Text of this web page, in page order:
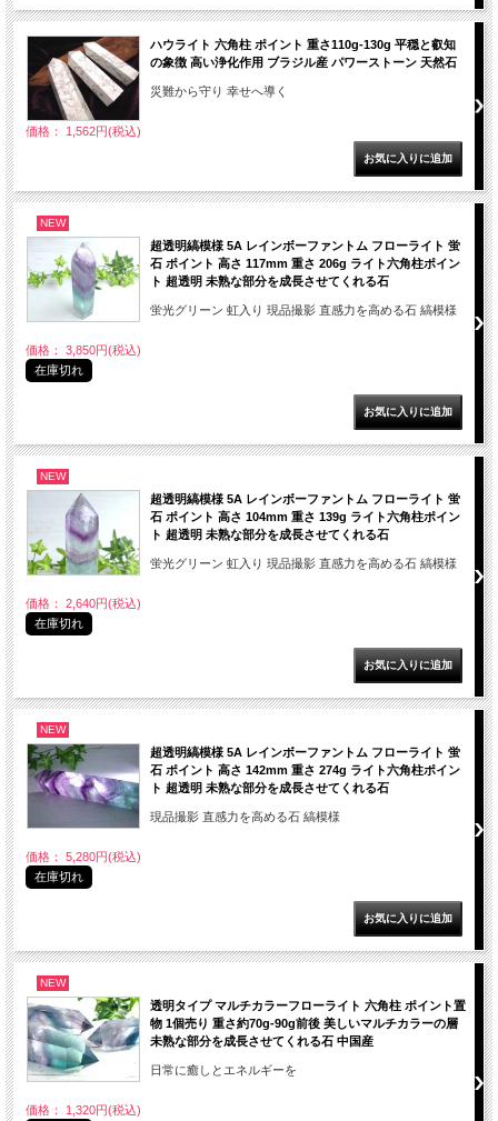
ハウライト 六角柱 ポイント 重さ110g-130g 平穏と叡知
の象徴 高い浄化作用 ブラジル産 パワーストーン 天然石
災難から守り 幸せへ導く
価格： 1,562円(税込)
NEW
超透明縞模様 5A レインボーファントム フローライト 蛍
石 ポイント 高さ 117mm 重さ 206g ライト六角柱ポイン
ト 超透明 未熟な部分を成長させてくれる石
蛍光グリーン 虹入り 現品撮影 直感力を高める石 縞模様
価格： 3,850円(税込)
在庫切れ
NEW
超透明縞模様 5A レインボーファントム フローライト 蛍
石 ポイント 高さ 104mm 重さ 139g ライト六角柱ポイン
ト 超透明 未熟な部分を成長させてくれる石
蛍光グリーン 虹入り 現品撮影 直感力を高める石 縞模様
価格： 2,640円(税込)
在庫切れ
NEW
超透明縞模様 5A レインボーファントム フローライト 蛍
石 ポイント 高さ 142mm 重さ 274g ライト六角柱ポイン
ト 超透明 未熟な部分を成長させてくれる石
現品撮影 直感力を高める石 縞模様
価格： 5,280円(税込)
在庫切れ
NEW
透明タイプ マルチカラーフローライト 六角柱 ポイント置
物 1個売り 重さ約70g-90g前後 美しいマルチカラーの層
未熟な部分を成長させてくれる石 中国産
日常に癒しとエネルギーを
価格： 1,320円(税込)